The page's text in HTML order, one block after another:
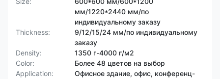
мм/1220*2440 мм/по
индивидуальному заказу
Thickness:
9/12/15/24 мм/по индивидуальному
заказу
Density:
1350 г-4000 г/м2
Color:
Более 48 цветов на выбор
Application:
Офисное здание, офис, конференц-